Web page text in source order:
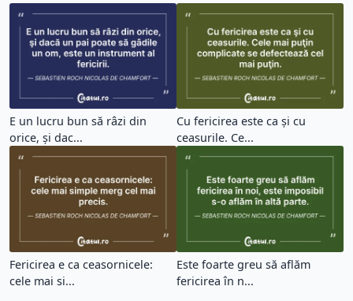
E un lucru bun să râzi din
orice, şi dac...
Cu fericirea este ca şi cu
ceasurile. Ce...
Fericirea e ca ceasornicele:
cele mai si...
Este foarte greu să aflăm
fericirea în n...